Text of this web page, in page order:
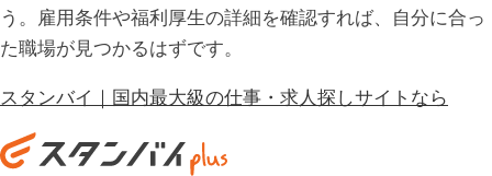
う。雇用条件や福利厚生の詳細を確認すれば、自分に合っ
た職場が見つかるはずです。
スタンバイ｜国内最大級の仕事・求人探しサイトなら